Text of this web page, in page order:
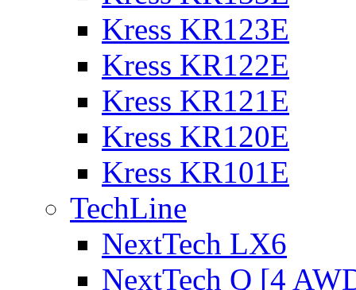
Kress KR123E
Kress KR122E
Kress KR121E
Kress KR120E
Kress KR101E
TechLine
NextTech LX6
NextTech Q [4